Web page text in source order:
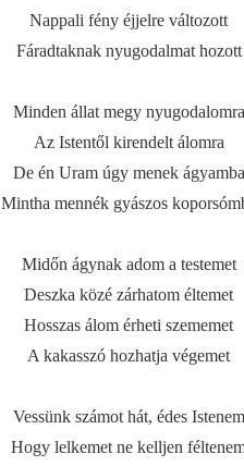
Nappali fény éjjelre változott
Fáradtaknak nyugodalmat hozott
Minden állat megy nyugodalomra
Az Istentől kirendelt álomra
De én Uram úgy menek ágyamba
Mintha mennék gyászos
Midőn ágynak adom a testemet
Deszka közé zárhatom éltemet
Hosszas álom érheti szememet
A kakasszó hozhatja végemet
Vessünk számot hát, édes Istenem
Hogy lelkemet ne kelljen